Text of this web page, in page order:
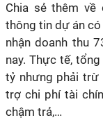
Chia sẻ thêm về
thông tin dự án
nhận doanh thu
nay. Thực tế,
tỷ nhưng phải trừ
trợ chi phí tài
chậm trả,…